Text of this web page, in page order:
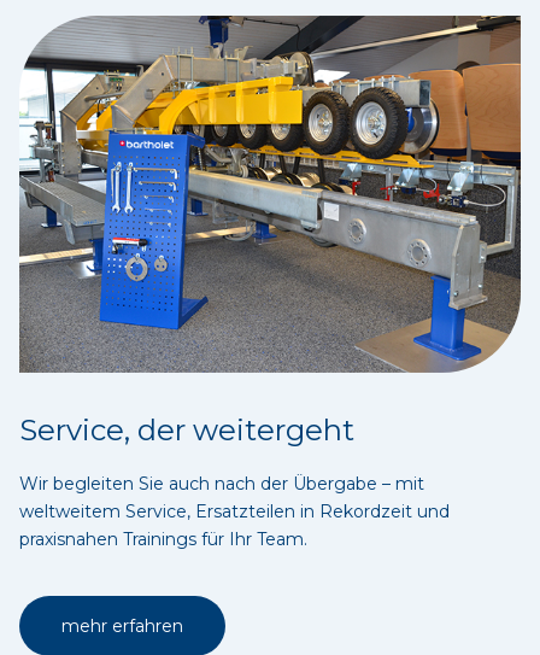
Service, der weitergeht
Wir begleiten Sie auch nach der Übergabe – mit
weltweitem Service, Ersatzteilen in Rekordzeit und
praxisnahen Trainings für Ihr Team.
mehr erfahren